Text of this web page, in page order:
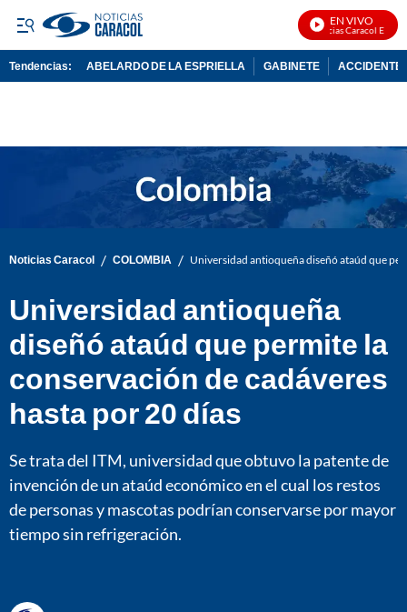
EN VIVO
Noticias Caracol En Vivo
Tendencias: ABELARDO DE LA ESPRIELLA GABINETE ACCIDENTE
Noticias Caracol / COLOMBIA / Universidad antioqueña diseñó ataúd que
Universidad antioqueña
diseñó ataúd que permite la
conservación de cadáveres
hasta por 20 días
Se trata del ITM, universidad que obtuvo la patente de
invención de un ataúd económico en el cual los restos
de personas y mascotas podrían conservarse por mayor
tiempo sin refrigeración.